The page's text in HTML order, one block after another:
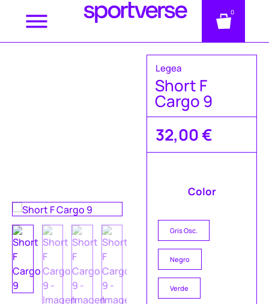
0
Legea
Short F
Cargo 9
32,00€
Color
Gris Osc.
Negro
Verde